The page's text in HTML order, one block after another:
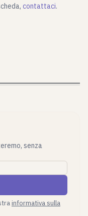
contattaci.
senza
informativa sulla